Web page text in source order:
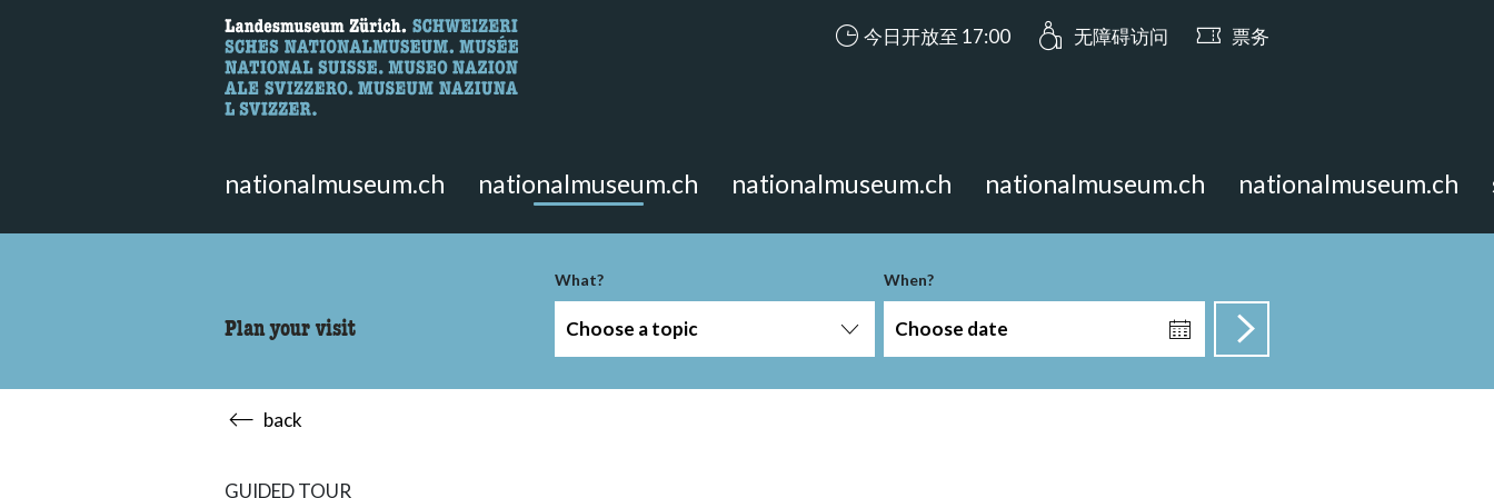
Here you can search for content on the page.
accessibility.aria.opening_hours: 今日开放至 17:00
今日开放至 17:00 无障碍访问 票务
nationalmuseum.ch nationalmuseum.ch nationalmuseum.ch nationalmuseum.ch nationalmuseum.ch
Plan your visit
What?
Choose a topic
When?
Choose date
back
GUIDED TOUR